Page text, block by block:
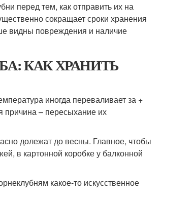
перед тем, как отправить их на
сокращает сроки хранения
видны повреждения и наличие
КАК ХРАНИТЬ
иногда переваливает за +
причина – пересыхание их
долежат до весны. Главное, чтобы
в картонной коробке у балконной
какое-то искусственное